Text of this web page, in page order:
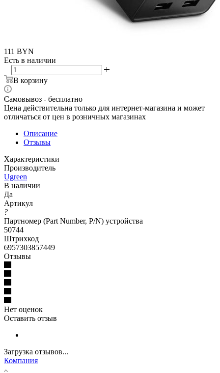
111 BYN
Есть в наличии
В корзину
Самовывоз - бесплатно
Цена действительна только для интернет-магазина и может
отличаться от цен в розничных магазинах
Описание
Отзывы
Характеристики
Производитель
Ugreen
В наличии
Да
Артикул
?
Партномер (Part Number, P/N) устройства
50744
Штрихкод
6957303857449
Отзывы
Нет оценок
Оставить отзыв
Загрузка отзывов...
Компания